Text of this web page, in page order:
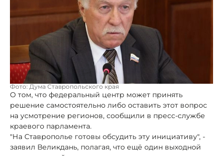
Фото: Дума Ставропольского края
О том, что федеральный центр может принять
решение самостоятельно либо оставить этот вопрос
на усмотрение регионов, сообщили в пресс-службе
краевого парламента.
"На Ставрополье готовы обсудить эту инициативу", -
заявил Великдань, полагая, что ещё один выходной